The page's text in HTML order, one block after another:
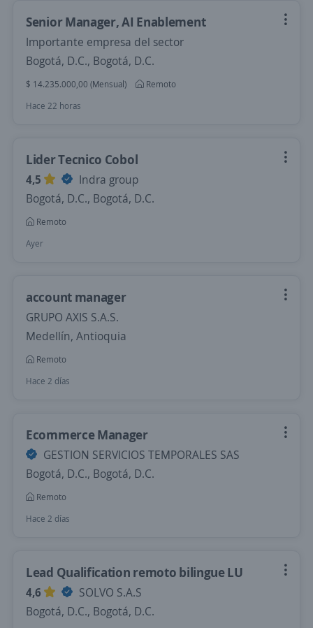
Senior Manager, AI Enablement
Importante empresa del sector
Bogotá, D.C., Bogotá, D.C.
$ 14.235.000,00 (Mensual)
Remoto
Hace 22 horas
Lider Tecnico Cobol
4,5
Indra group
Bogotá, D.C., Bogotá, D.C.
Remoto
Ayer
account manager
GRUPO AXIS S.A.S.
Medellín, Antioquia
Remoto
Hace 2 días
Ecommerce Manager
GESTION SERVICIOS TEMPORALES SAS
Bogotá, D.C., Bogotá, D.C.
Remoto
Hace 2 días
Lead Qualification remoto bilingue LU
4,6
SOLVO S.A.S
Bogotá, D.C., Bogotá, D.C.